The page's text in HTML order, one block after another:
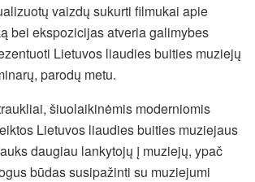
vaizdų sukurti filmukai apie
bei ekspozicijas atveria galimybes
Lietuvos liaudies buities muziejų
parodų metu.
šiuolaikinėmis moderniomis
Lietuvos liaudies buities muziejaus
daugiau lankytojų į muziejų, ypač
būdas susipažinti su muziejumi